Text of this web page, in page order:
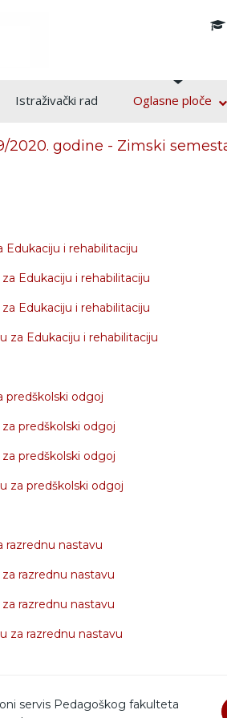
Istraživački rad Oglasne ploče
2020. godine - Zimski
i rehabilitaciju
Edukaciju i rehabilitaciju
Edukaciju i rehabilitaciju
za Edukaciju i rehabilitaciju
predškolski odgoj
predškolski odgoj
predškolski odgoj
za predškolski odgoj
razrednu nastavu
razrednu nastavu
razrednu nastavu
za razrednu nastavu
servis Pedagoškog fakulteta